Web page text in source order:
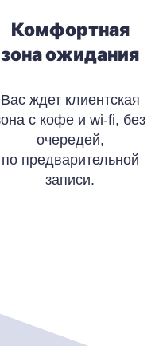
Комфортная
зона ожидания
Вас ждет клиентская
с кофе и wi-fi, без
очередей,
по предварительной
записи.